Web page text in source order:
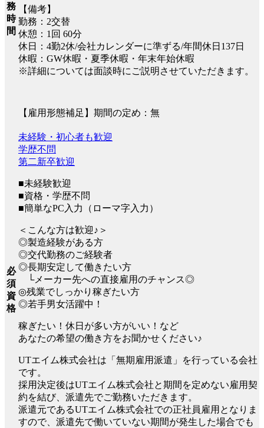
務
時
間
【備考】
勤務：2交替
休憩：1回 60分
休日：4勤2休/会社カレンダーに準ずる/年間休日137日
休暇：GW休暇・夏季休暇・年末年始休暇
※詳細については面談時にご説明させていただきます。
【雇用形態補足】期間の定め：無
必
須
資
格
未経験・初心者も歓迎
学歴不問
第二新卒歓迎
■未経験歓迎
■資格・学歴不問
■簡単なPC入力（ローマ字入力）
＜こんな方は歓迎♪＞
◎製造経験がある方
◎交代勤務のご経験者
◎長期安定して働きたい方
└メーカー先への直接雇用のチャンス◎
◎残業でしっかり稼ぎたい方
◎若手男女活躍中！
稼ぎたい！休日が多い方がいい！など
あなたの希望の働き方をお聞かせください♪
UTエイム株式会社は「無期雇用派遣」を行っている会社
です。
採用決定後はUTエイム株式会社と期間を定めない雇用契
約を結び、派遣先でご勤務いただきます。
派遣元であるUTエイム株式会社での正社員雇用となりま
すので、派遣先で働いていない期間が発生した場合でも